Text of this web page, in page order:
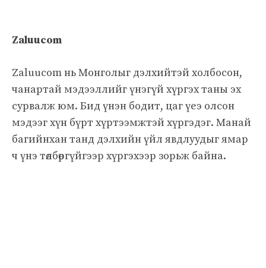
Zaluucom
Zaluucom нь Монголыг дэлхийтэй холбосон,
чанартай мэдээллийг үнэгүй хүргэх таны эх
сурвалж юм. Бид үнэн бодит, цаг үеэ олсон
мэдээг хүн бүрт хүртээмжтэй хүргэдэг. Манай
багийнхан танд дэлхийн үйл явдлуудыг ямар
ч үнэ төлбөргүйгээр хүргэхээр зорьж байна.